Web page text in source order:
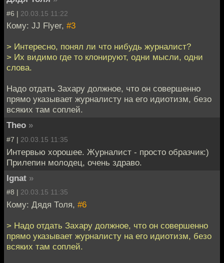
#6 | 20.03.15 11:22
Кому: JJ Flyer, #3
> Интересно, понял ли что нибудь журналист?
> Их видимо где то клонируют, одни мысли, одни
слова.
Надо отдать Захару должное, что он совершенно
прямо указывает журналисту на его идиотизм, безо
всяких там соплей.
Theo »
#7 | 20.03.15 11:35
Интервью хорошее. Журналист - просто образчик:)
Прилепин молодец, очень здраво.
Ignat »
#8 | 20.03.15 11:35
Кому: Дядя Толя, #6
> Надо отдать Захару должное, что он совершенно
прямо указывает журналисту на его идиотизм, безо
всяких там соплей.